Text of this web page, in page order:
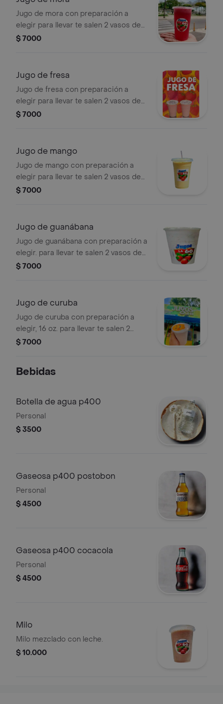
Jugo de mora con preparación a
elegir para llevar te salen 2 vasos de
16onz
$ 7000
Jugo de fresa
Jugo de fresa con preparación a
elegir para llevar te salen 2 vasos de
16onz
$ 7000
Jugo de mango
Jugo de mango con preparación a
elegir para llevar te salen 2 vasos de
16onz
$ 7000
Jugo de guanábana
Jugo de guanábana con preparación a
elegir. para llevar te salen 2 vasos de
16onz
$ 7000
Jugo de curuba
Jugo de curuba con preparación a
elegir, 16 oz. para llevar te salen 2
vasos de 16onz
$ 7000
Bebidas
Botella de agua p400
Personal
$ 3500
Gaseosa p400 postobon
Personal
$ 4500
Gaseosa p400 cocacola
Personal
$ 4500
Milo
Milo mezclado con leche.
$ 10.000